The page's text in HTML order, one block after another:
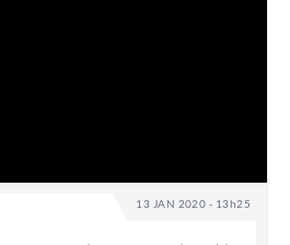
13 JAN 2020 - 13h25